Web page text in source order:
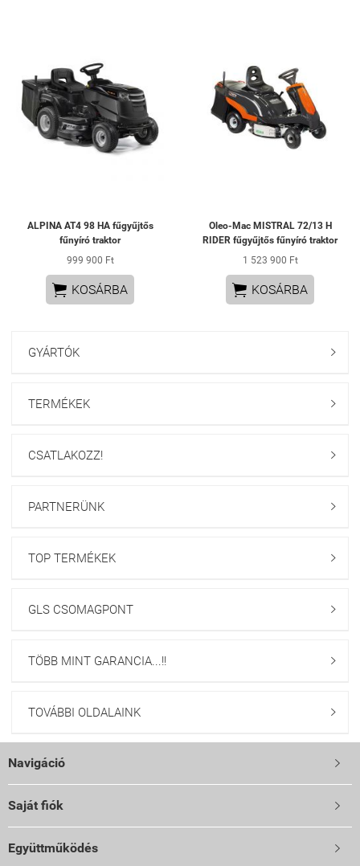
ALPINA AT4 98 HA fűgyűjtős
fűnyíró traktor
999 900 Ft
 KOSÁRBA
Oleo-Mac MISTRAL 72/13 H
RIDER fűgyűjtős fűnyíró traktor
1 523 900 Ft
 KOSÁRBA
GYÁRTÓK 
TERMÉKEK 
CSATLAKOZZ! 
PARTNERÜNK 
TOP TERMÉKEK 
GLS CSOMAGPONT 
TÖBB MINT GARANCIA...!! 
TOVÁBBI OLDALAINK 
Navigáció 
Saját fiók 
Együttműködés 